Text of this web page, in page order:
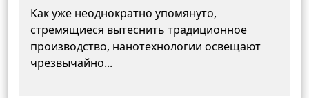
Как уже неоднократно упомянуто,
стремящиеся вытеснить традиционное
производство, нанотехнологии освещают
чрезвычайно...